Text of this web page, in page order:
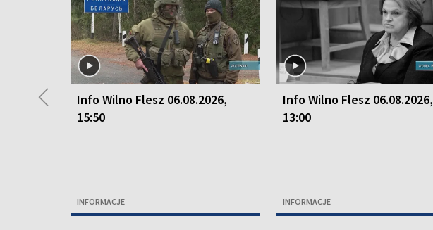
Info Wilno Flesz 06.08.2026,
15:50
INFORMACJE
Info Wilno Flesz 06.08.2026,
13:00
INFORMACJE
◀